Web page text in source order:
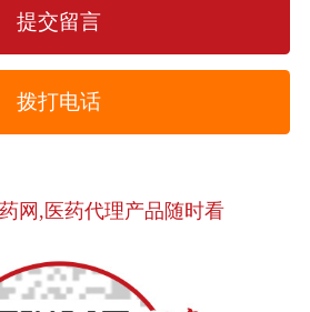
拨打电话
网,医药代理产品随时看